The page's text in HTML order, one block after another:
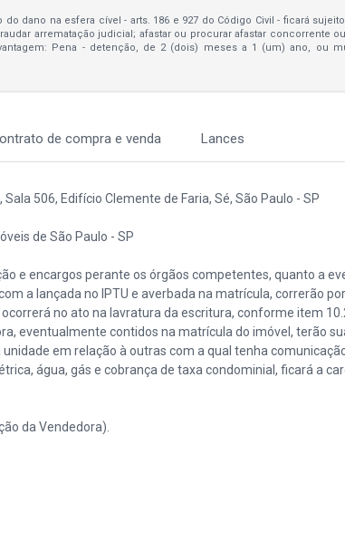
dano na esfera cível - arts. 186 e 927 do Código Civil - ficará
arrematação judicial; afastar ou procurar afastar concorrente
Pena - detenção, de 2 (dois) meses a 1 (um) ano, ou
de compra e venda Lances
506, Edifício Clemente de Faria, Sé, São Paulo - SP
de São Paulo - SP
e encargos perante os órgãos competentes, quanto a
a lançada no IPTU e averbada na matrícula, correrão
no ato na lavratura da escritura, conforme item
eventualmente contidos na matrícula do imóvel, terão
unidade em relação à outras com a qual tenha
água, gás e cobrança de taxa condominial, ficará a
da Vendedora).